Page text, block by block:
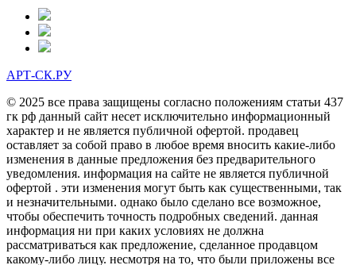
АРТ-СК.РУ
© 2025 все права защищены согласно положениям статьи 437
гк рф данный сайт несет исключительно информационный
характер и не является публичной офертой. продавец
оставляет за собой право в любое время вносить какие-либо
изменения в данные предложения без предварительного
уведомления. информация на сайте не является публичной
офертой . эти изменения могут быть как существенными, так
и незначительными. однако было сделано все возможное,
чтобы обеспечить точность подробных сведений. данная
информация ни при каких условиях не должна
рассматриваться как предложение, сделанное продавцом
какому-либо лицу. несмотря на то, что были приложены все